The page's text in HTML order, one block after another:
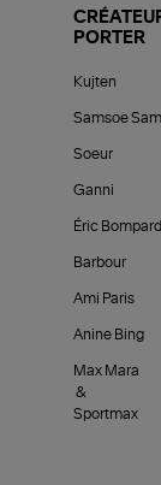
PORTER
Kujten
Samsoe
Soeur
Ganni
Éric Bompard
Barbour
Ami Paris
Anine Bing
Max Mara
&
Sportmax